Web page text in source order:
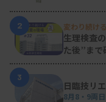
2 変わり続け
生理検査
た後”まで
3
日臨技リ
8月8・9両